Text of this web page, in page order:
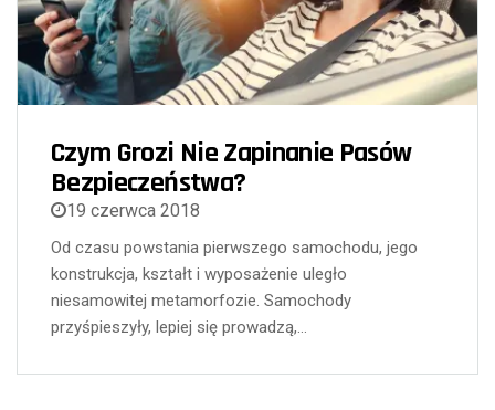
Czym Grozi Nie Zapinanie Pasów
Bezpieczeństwa?
19 czerwca 2018
Od czasu powstania pierwszego samochodu, jego
konstrukcja, kształt i wyposażenie uległo
niesamowitej metamorfozie. Samochody
przyśpieszyły, lepiej się prowadzą,…